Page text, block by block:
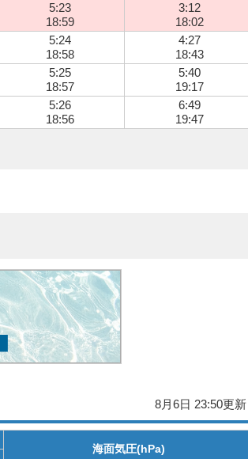
5:23
18:59
3:12
18:02
5:24
18:58
4:27
18:43
5:25
18:57
5:40
19:17
5:26
18:56
6:49
19:47
8月6日 23:50更新
海面気圧(hPa)